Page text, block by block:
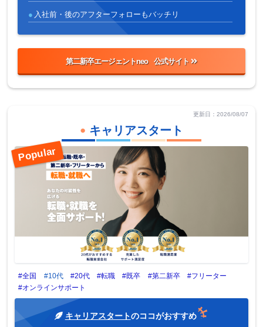
入社前・後のアフターフォローもバッチリ
第二新卒エージェントneo
更新日：2026/08/07
キャリアスタート
#全国 #10代 #20代 #転職 #既卒 #第二新卒
#フリーター
#オンラインサポート
キャリアスタートのココがおすすめ